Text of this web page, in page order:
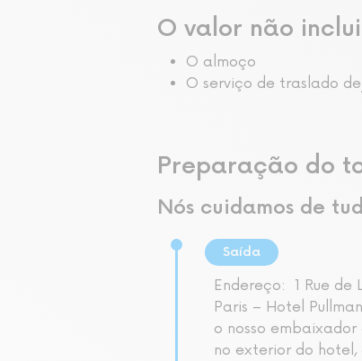
O valor não inclui
O almoço
O serviço de traslado
Preparação do
Nós cuidamos de
Saída
Endereço:
1 Rue de
Paris – Hotel
o nosso
no exterior do